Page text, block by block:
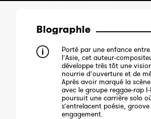
Biographie
Porté par une enfance
l’Asie, cet auteur-
développe très tôt une
nourrie d’ouverture et de
Après avoir marqué la
avec le groupe reggae-rap
poursuit une carrière solo
s’entrelacent poésie,
engagement.